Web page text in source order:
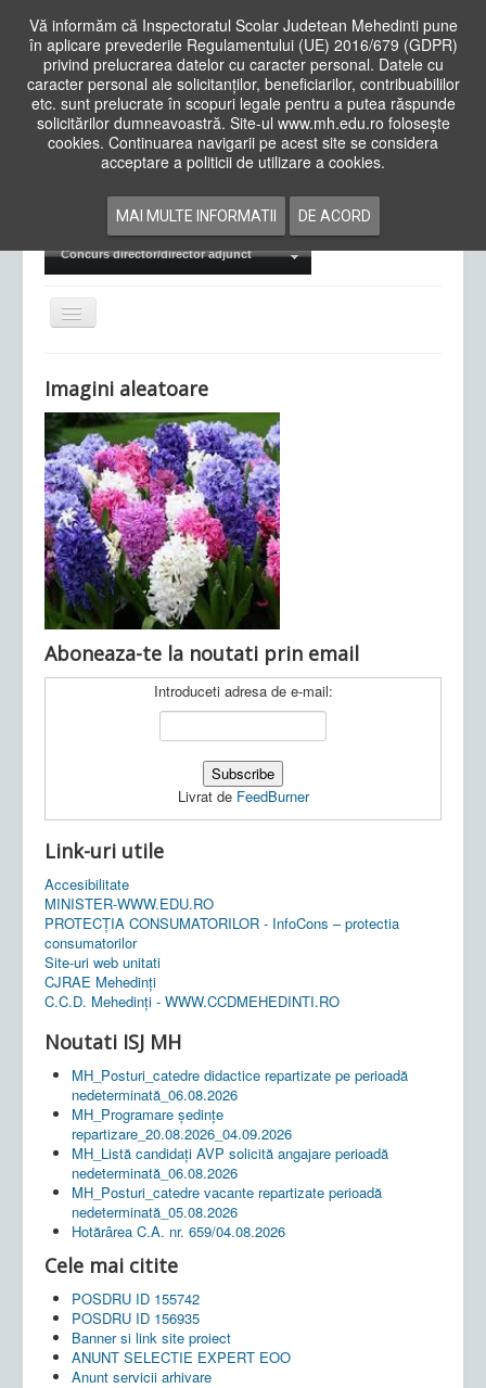
Vă informăm că Inspectoratul Scolar Judetean Mehedinti pune
în aplicare prevederile Regulamentului (UE) 2016/679 (GDPR)
privind prelucrarea datelor cu caracter personal. Datele cu
caracter personal ale solicitanților, beneficiarilor, contribuabililor
etc. sunt prelucrate în scopuri legale pentru a putea răspunde
solicitărilor dumneavoastră. Site-ul www.mh.edu.ro folosește
cookies. Continuarea navigarii pe acest site se considera
acceptare a politicii de utilizare a cookies.
MAI MULTE INFORMATII DE ACORD
Cauta
in
siteAcasa Cadre Didactice
Examene Naționale
Concurs director/director adjunct
Comută
navigarea
Ultimele articole: Vi, 04.11.2022 -
Județean Mehedinți
Imagini aleatoare
Aboneaza-te la noutati prin email
Introduceti adresa de e-mail:
Livrat de FeedBurner
Link-uri utile
Accesibilitate
MINISTER-WWW.EDU.RO
PROTECȚIA CONSUMATORILOR - InfoCons – protectia
consumatorilor
Site-uri web unitati
CJRAE Mehedinți
C.C.D. Mehedinţi - WWW.CCDMEHEDINTI.RO
Noutati ISJ MH
MH_Posturi_catedre didactice repartizate pe perioadă
nedeterminată_06.08.2026
MH_Programare ședințe
repartizare_20.08.2026_04.09.2026
MH_Listă candidați AVP solicită angajare perioadă
nedeterminată_06.08.2026
MH_Posturi_catedre vacante repartizate perioadă
nedeterminată_05.08.2026
Hotărârea C.A. nr. 659/04.08.2026
Cele mai citite
POSDRU ID 155742
POSDRU ID 156935
Banner si link site proiect
ANUNT SELECTIE EXPERT EOO
Anunt servicii arhivare